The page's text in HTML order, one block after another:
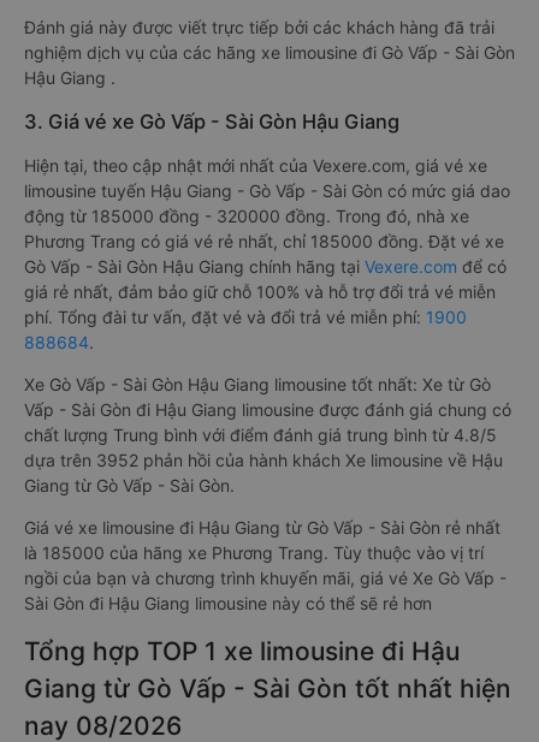
Đánh giá này được viết trực tiếp bởi các khách hàng đã trải
nghiệm dịch vụ của các hãng xe limousine đi Gò Vấp - Sài Gòn
Hậu Giang .
3. Giá vé xe Gò Vấp - Sài Gòn Hậu Giang
Hiện tại, theo cập nhật mới nhất của Vexere.com, giá vé xe
limousine tuyến Hậu Giang - Gò Vấp - Sài Gòn có mức giá dao
động từ 185000 đồng - 320000 đồng. Trong đó, nhà xe
Phương Trang có giá vé rẻ nhất, chỉ 185000 đồng. Đặt vé xe
Gò Vấp - Sài Gòn Hậu Giang chính hãng tại Vexere.com để có
giá rẻ nhất, đảm bảo giữ chỗ 100% và hỗ trợ đổi trả vé miễn
phí. Tổng đài tư vấn, đặt vé và đổi trả vé miễn phí: 1900
888684.
Xe Gò Vấp - Sài Gòn Hậu Giang limousine tốt nhất: Xe từ Gò
Vấp - Sài Gòn đi Hậu Giang limousine được đánh giá chung có
chất lượng Trung bình với điểm đánh giá trung bình từ 4.8/5
dựa trên 3952 phản hồi của hành khách Xe limousine về Hậu
Giang từ Gò Vấp - Sài Gòn.
Giá vé xe limousine đi Hậu Giang từ Gò Vấp - Sài Gòn rẻ nhất
là 185000 của hãng xe Phương Trang. Tùy thuộc vào vị trí
ngồi của bạn và chương trình khuyến mãi, giá vé Xe Gò Vấp -
Sài Gòn đi Hậu Giang limousine này có thể sẽ rẻ hơn
Tổng hợp TOP 1 xe limousine đi Hậu
Giang từ Gò Vấp - Sài Gòn tốt nhất hiện
nay 08/2026